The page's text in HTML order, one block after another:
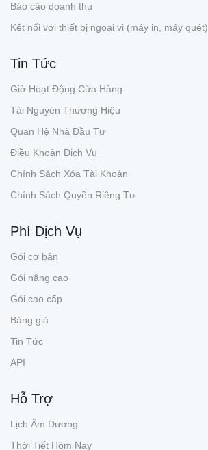
Báo cáo doanh thu
Kết nối với thiết bị ngoại vi (máy in, máy quét)
Tin Tức
Giờ Hoạt Động Cửa Hàng
Tài Nguyên Thương Hiệu
Quan Hệ Nhà Đầu Tư
Điều Khoản Dịch Vụ
Chính Sách Xóa Tài Khoản
Chính Sách Quyền Riêng Tư
Phí Dịch Vụ
Gói cơ bản
Gói nâng cao
Gói cao cấp
Bảng giá
Tin Tức
API
Hỗ Trợ
Lịch Âm Dương
Thời Tiết Hôm Nay